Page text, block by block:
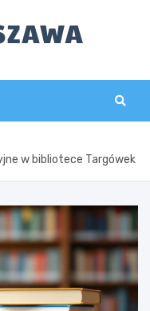
w bibliotece Targówek